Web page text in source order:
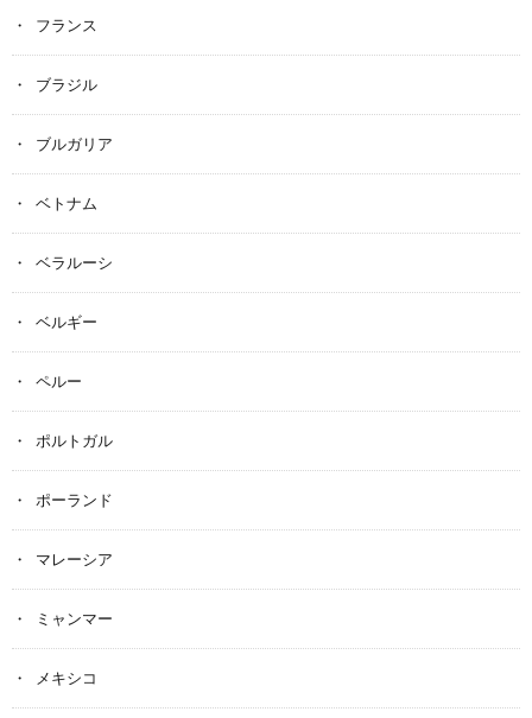
フランス
ブラジル
ブルガリア
ベトナム
ベラルーシ
ベルギー
ペルー
ポルトガル
ポーランド
マレーシア
ミャンマー
メキシコ